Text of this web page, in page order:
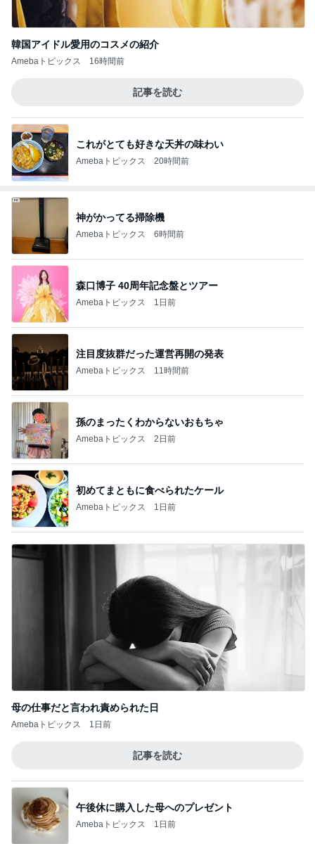
韓国アイドル愛用のコスメの紹介
Amebaトピックス 16時間前
記事を読む
これがとても好きな天丼の味わい
Amebaトピックス 20時間前
神がかってる掃除機
Amebaトピックス 6時間前
森口博子 40周年記念盤とツアー
Amebaトピックス 1日前
注目度抜群だった運営再開の発表
Amebaトピックス 11時間前
孫のまったくわからないおもちゃ
Amebaトピックス 2日前
初めてまともに食べられたケール
Amebaトピックス 1日前
母の仕事だと言われ責められた日
Amebaトピックス 1日前
記事を読む
午後休に購入した母へのプレゼント
Amebaトピックス 1日前